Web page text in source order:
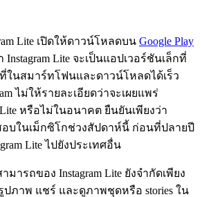
Lite เปิดให้ดาวน์โหลดบน Google Play
Lite จะเป็นแอปเวอร์ชันเล็กที่
ในสมาร์ทโฟนและดาวน์โหลดได้เร็ว
ไม่ให้รายละเอียดว่าจะเผยแพร่
หรือไม่ในอนาคต ยืนยันเพียงว่า
สอบในเม็กซิโกช่วงสัปดาห์นี้ ก่อนที่ปลายปี
Lite ไปยังประเทศอื่น
ารถของ Instagram Lite ยังจำกัดเพียง
ภาพ แชร์ และดูภาพชุดหรือ stories ใน